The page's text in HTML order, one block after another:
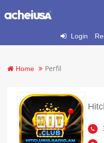
Login
Home Perfil